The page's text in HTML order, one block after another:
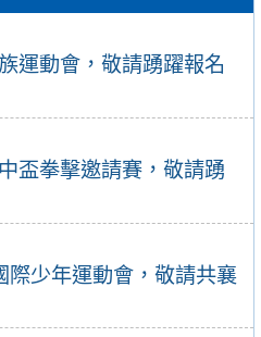
運動會，敬請踴躍報名
盃拳擊邀請賽，敬請踴
少年運動會，敬請共襄